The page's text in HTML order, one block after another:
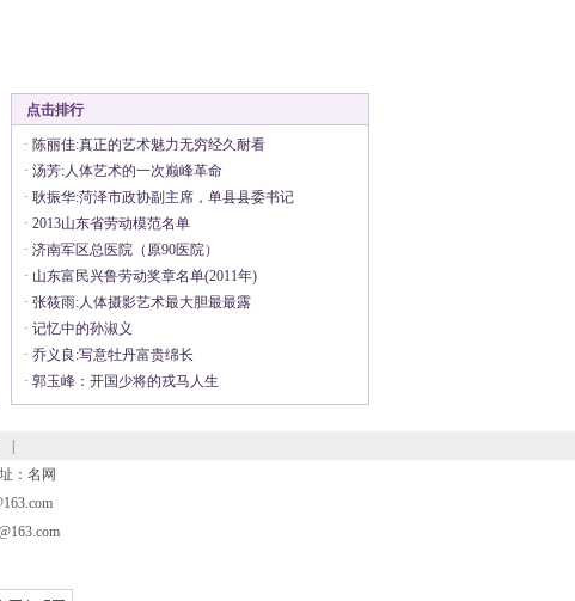
点击排行
· 陈丽佳:真正的艺术魅力无穷经久耐看
· 汤芳:人体艺术的一次巅峰革命
· 耿振华:菏泽市政协副主席，单县县委书记
· 2013山东省劳动模范名单
· 济南军区总医院（原90医院）
· 山东富民兴鲁劳动奖章名单(2011年)
· 张筱雨:人体摄影艺术最大胆最最露
· 记忆中的孙淑义
· 乔义良:写意牡丹富贵绵长
· 郭玉峰：开国少将的戎马人生
：名网